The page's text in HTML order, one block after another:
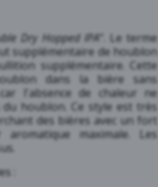
Dry Hopped IPA". Le terme
supplémentaire de houblon
supplémentaire. Cette
dans la bière sans
l'absence de chaleur ne
houblon. Ce style est très
des bières avec un fort
maximale. Les
: